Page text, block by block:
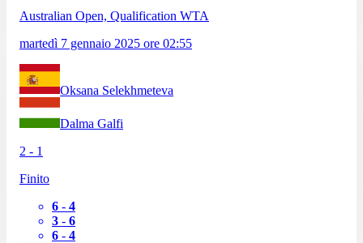
Australian Open, Qualification WTA
martedì 7 gennaio 2025 ore 02:55
Oksana Selekhmeteva
Dalma Galfi
2 - 1
Finito
6 - 4
3 - 6
6 - 4